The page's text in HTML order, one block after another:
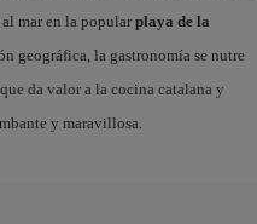
mar en la popularplaya de la
geográfica, la gastronomía se nutre
da valor a la cocina catalana y
y maravillosa.